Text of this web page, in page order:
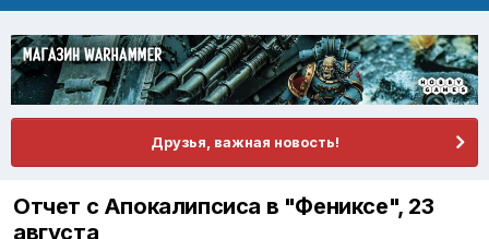
Друзья, важная новость!
Отчет с Апокалипсиса в "Фениксе", 23
августа